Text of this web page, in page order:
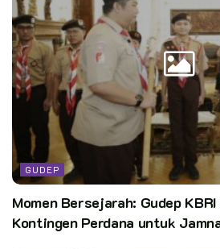
GUDEP
Momen Bersejarah: Gudep
Kontingen Perdana untuk